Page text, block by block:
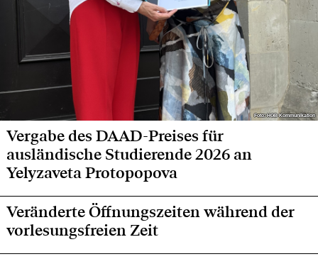
Foto: HGB Kommunikation
Foto: HGB Kommunikation
Vergabe des DAAD-Preises für
ausländische Studierende 2026 an
Yelyzaveta Protopopova
Veränderte Öffnungszeiten während der
vorlesungsfreien Zeit